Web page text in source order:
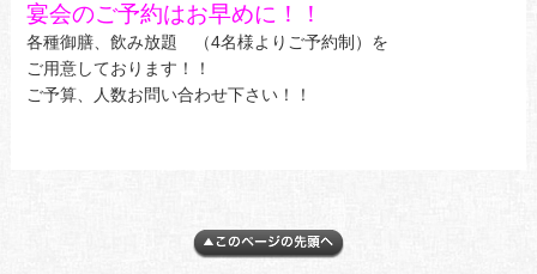
宴会のご予約はお早めに！！
各種御膳、飲み放題 （4名様よりご予約制）を
ご用意しております！！
ご予算、人数お問い合わせ下さい！！